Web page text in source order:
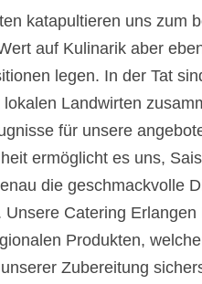
katapultieren uns zum
auf Kulinarik aber
legen. In der Tat
Landwirten
für unsere
ermöglicht es uns,
die geschmackvolle
Unsere Catering
Produkten,
Zubereitung